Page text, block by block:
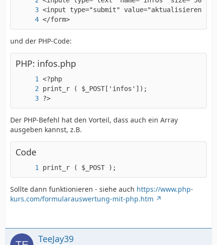
</form>
und der PHP-Code:
PHP: infos.php
?>
Der PHP-Befehl hat den Vorteil, dass auch ein Array
ausgeben kannst, z.B.
Code
print_r ( $_POST );
Sollte dann funktionieren - siehe auch https://www.php-
kurs.com/formularauswertung-mit-php.htm
TeeJay39